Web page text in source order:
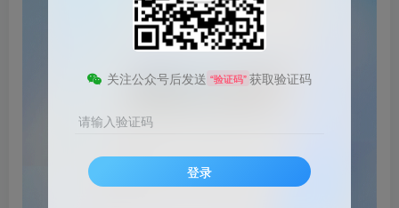
关注公众号后发送 “验证码” 获取验证码
请输入验证码
登录